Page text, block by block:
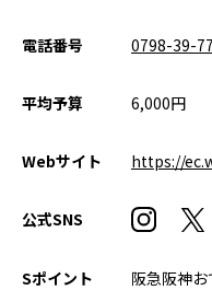
電話番号 0798-39-
平均予算 6,000円
Webサイト https://
公式SNS
Sポイント
阪急阪神